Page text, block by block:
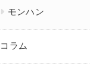
モンハン
コラム